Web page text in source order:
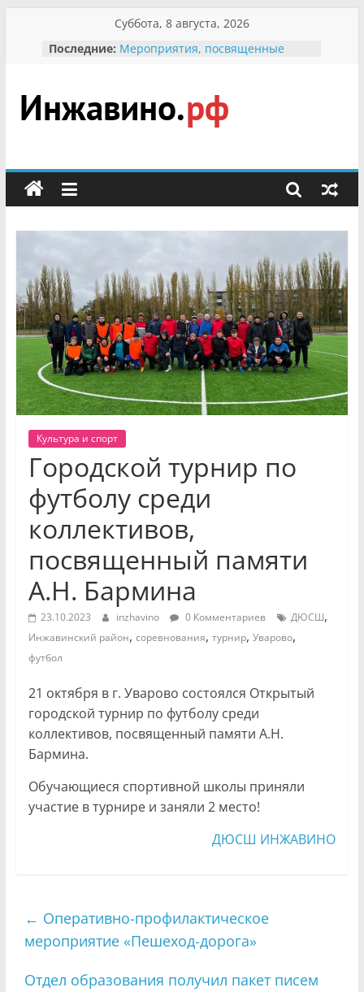
содержимому
Суббота, 8 августа, 2026
Последние: Мероприятия, посвященные
гражданин Инжавинского округа»
участнице Великой
Отечественной, фронтовичке
Безопасность в сети Интернет
мероприятии «Сохраним
первоцветы!»
заповедника родились крапчатые
суслики
Инжавино.рф
сельский
портал
Культура и спорт
Городской турнир по
футболу среди
коллективов,
посвященный памяти
А.Н. Бармина
23.10.2023 inzhavino 0 Комментариев ДЮСШ,
Инжавинский район, соревнования, турнир, Уварово,
футбол
21 октября в г. Уварово состоялся Открытый
городской турнир по футболу среди
коллективов, посвященный памяти А.Н.
Бармина.
Обучающиеся спортивной школы приняли
участие в турнире и заняли 2 место!
ДЮСШ ИНЖАВИНО
← Оперативно-профилактическое
мероприятие «Пешеход-дорога»
Отдел образования получил пакет писем